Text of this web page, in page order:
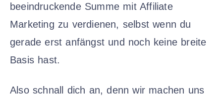
beeindruckende Summe mit Affiliate
Marketing zu verdienen, selbst wenn du
gerade erst anfängst und noch keine breite
Basis hast.
Also schnall dich an, denn wir machen uns